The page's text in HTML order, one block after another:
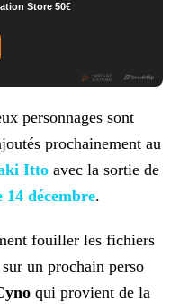
Store 50€
personnages sont
prochainement au
Itto avec la sortie de
14 décembre.
fouiller les fichiers
un prochain perso
qui provient de la